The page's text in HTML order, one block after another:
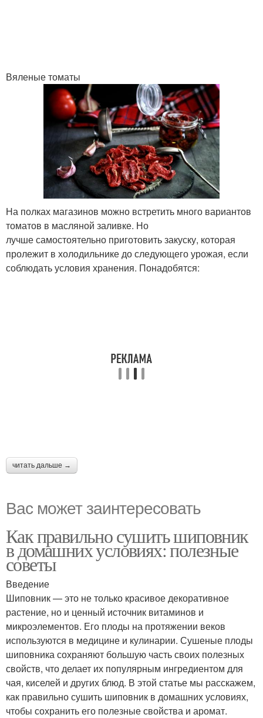
Вяленые томаты
На полках магазинов можно встретить много вариантов
томатов в масляной заливке. Но
лучше самостоятельно приготовить закуску, которая
пролежит в холодильнике до следующего урожая, если
соблюдать условия хранения. Понадобятся:
читать дальше →
Вас может заинтересовать
Как правильно сушить шиповник
в домашних условиях: полезные
советы
Введение
Шиповник — это не только красивое декоративное
растение, но и ценный источник витаминов и
микроэлементов. Его плоды на протяжении веков
используются в медицине и кулинарии. Сушеные плоды
шиповника сохраняют большую часть своих полезных
свойств, что делает их популярным ингредиентом для
чая, киселей и других блюд. В этой статье мы расскажем,
как правильно сушить шиповник в домашних условиях,
чтобы сохранить его полезные свойства и аромат.